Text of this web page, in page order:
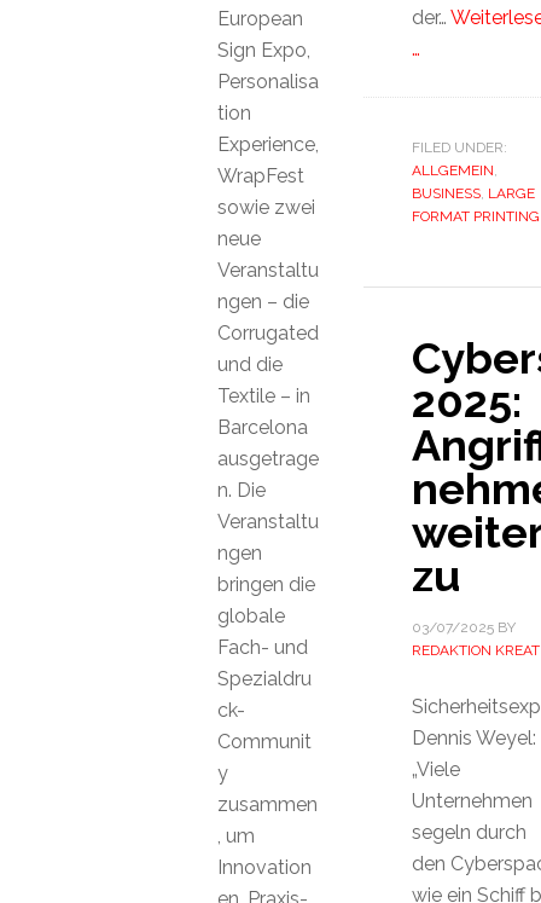
der…
…
FILED UNDER:
ALLGEMEIN,
BUSINESS, LARGE
FORMAT PRINTING
2025:
zu
03/07/2025BY
REDAKTION
Dennis Weyel:
„Viele
Unternehmen
segeln durch
den
wie ein Schiff
European
Sign Expo,
Personalisa
tion
Experience,
WrapFest
sowie zwei
neue
Veranstaltu
ngen – die
Corrugated
und die
Textile – in
Barcelona
ausgetrage
n. Die
Veranstaltu
ngen
bringen die
globale
Fach- und
Spezialdru
ck-
Communit
y
zusammen
, um
Innovation
en, Praxis-